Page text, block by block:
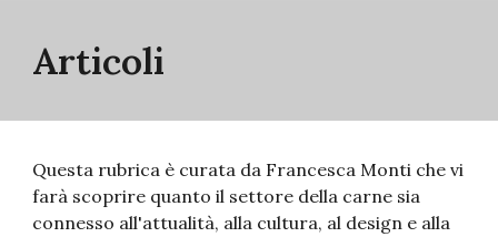
Articoli
Questa rubrica è curata da Francesca Monti che vi
farà scoprire quanto il settore della carne sia
connesso all'attualità, alla cultura, al design e alla